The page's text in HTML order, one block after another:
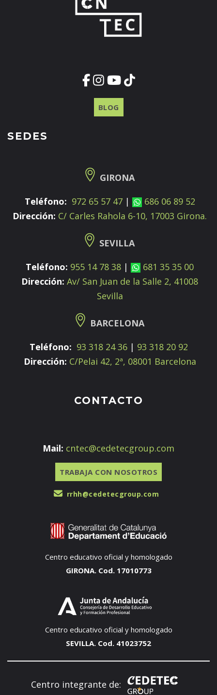
BLOG
SEDES
GIRONA
Teléfono: 972 65 57 47 |
686 06 89 52
Dirección: C/ Carles Rahola 6-10, 17003 Girona.
SEVILLA
Teléfono: 955 14 78 38 |
681 35 35 00
Dirección: Av/ San Juan de la Salle 2, 41008
Sevilla
BARCELONA
Teléfono: 93 318 24 36| 93 318 20 92
Dirección: C/Pelai 42, 2ª, 08001 Barcelona
CONTACTO
Mail: cntec@cedetecgroup.com
TRABAJA CON NOSOTROS
rrhh@cedetecgroup.com
Centro educativo oficial y homologado
GIRONA. Cod. 17010773
Centro educativo oficial y homologado
SEVILLA. Cod. 41023752
Centro integrante de: